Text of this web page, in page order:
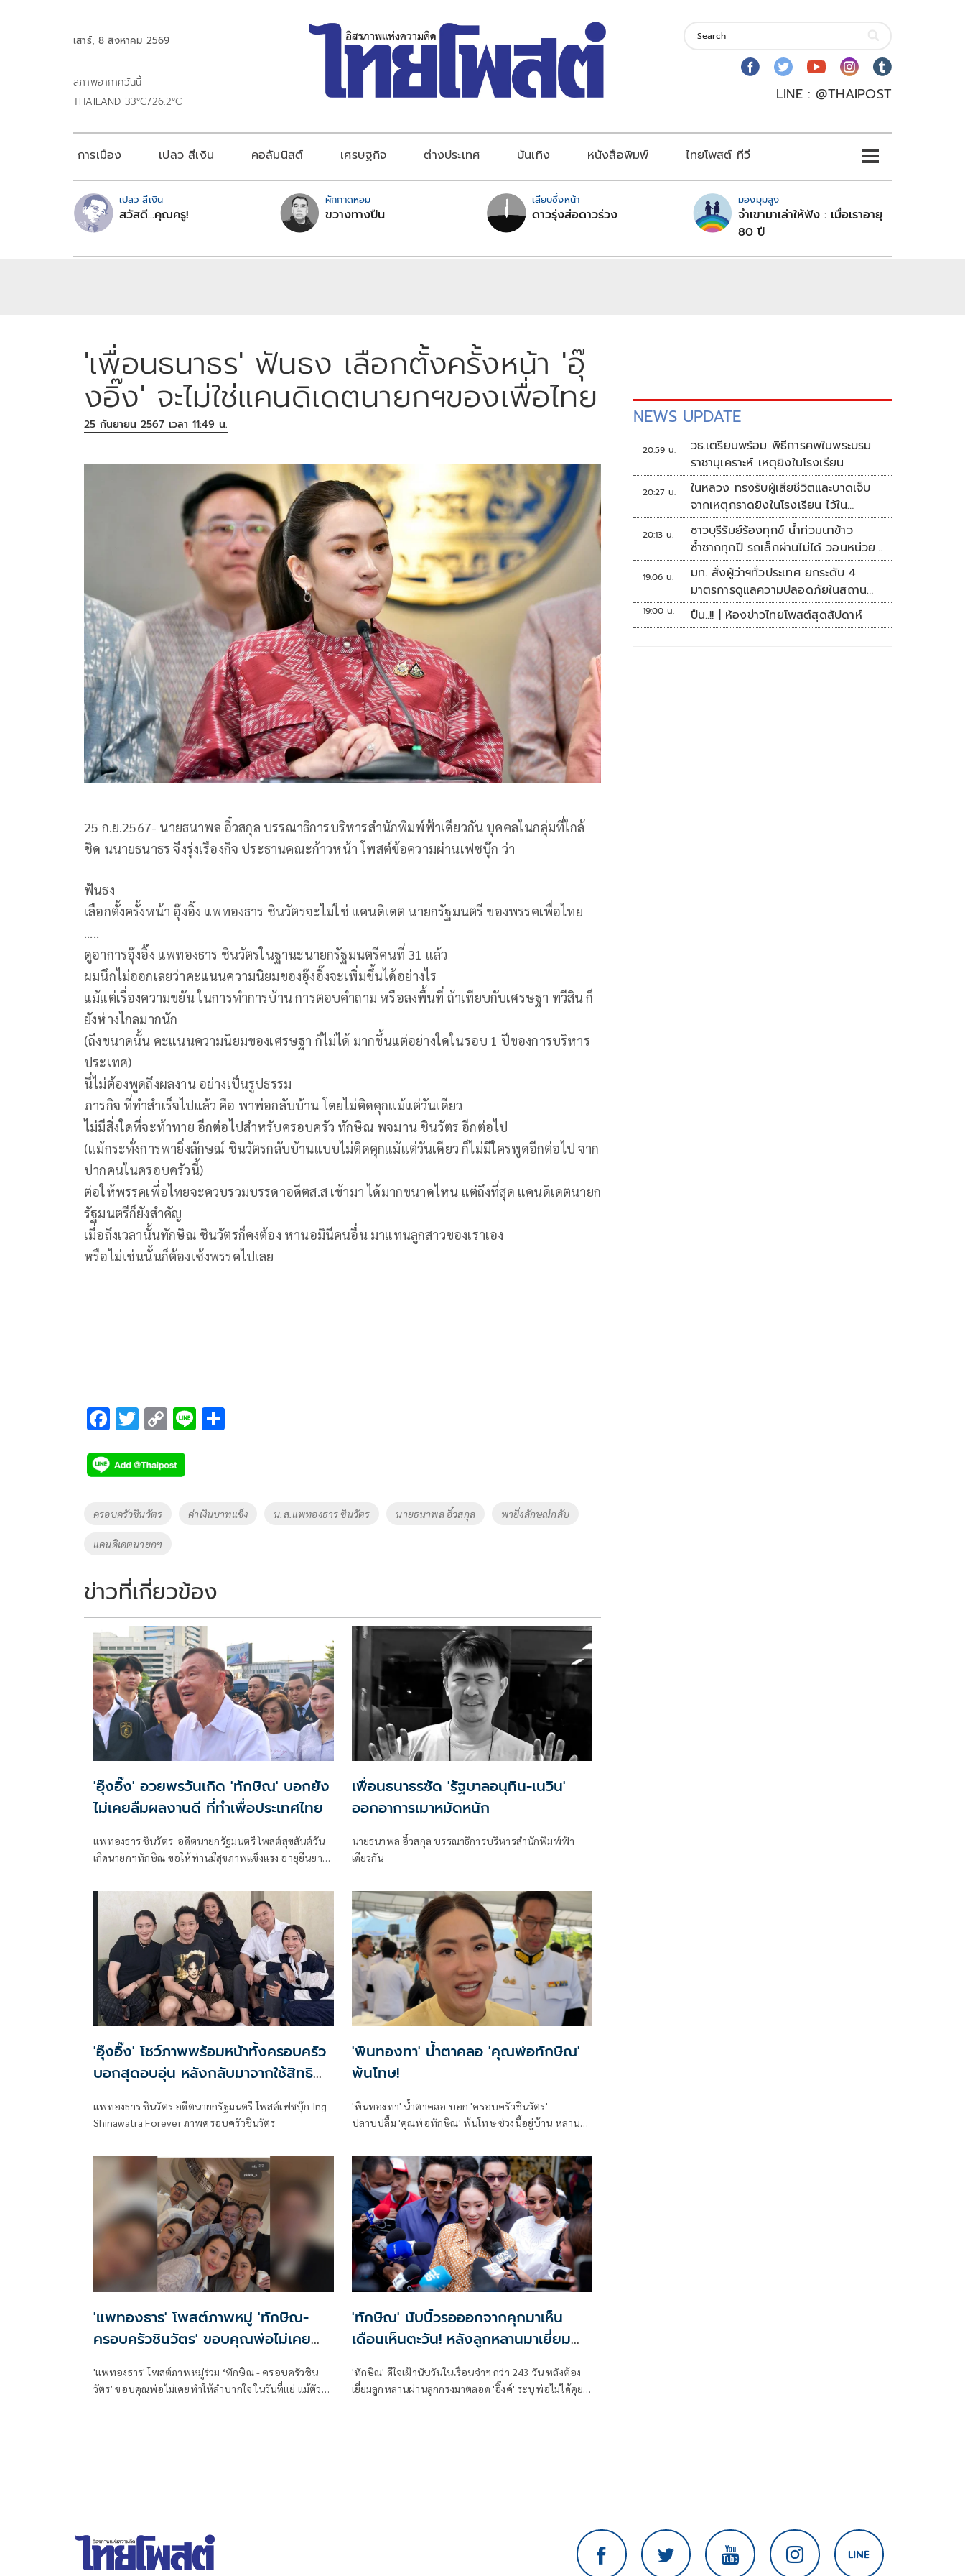
เสาร์, 8 สิงหาคม 2569
สภาพอากาศวันนี้
THAILAND 33°C/26.2°C
LINE : @THAIPOST
การเมือง เปลว สีเงิน คอลัมนิสต์ เศรษฐกิจ ต่างประเทศ บันเทิง หนังสือพิมพ์ ไทยโพสต์ ทีวี
เปลว สีเงิน
สวัสดี...คุณครู!
ผักกาดหอม
ขวางทางปืน
เสียบซึ่งหน้า
ดาวรุ่งส่อดาวร่วง
มองมุมสูง
จำเขามาเล่าให้ฟัง : เมื่อเราอายุ
80 ปี
'เพื่อนธนาธร' ฟันธง เลือกตั้งครั้งหน้า 'อุ๊
งอิ๊ง' จะไม่ใช่แคนดิเดตนายกฯของเพื่อไทย
25 กันยายน 2567 เวลา 11:49 น.
25 ก.ย.2567- นายธนาพล อิ๋วสกุล บรรณาธิการบริหารสำนักพิมพ์ฟ้าเดียวกัน บุคคลในกลุ่มที่ใกล้
ชิด นนายธนาธร จึงรุ่งเรืองกิจ ประธานคณะก้าวหน้า โพสต์ข้อความผ่านเฟซบุ๊ก ว่า
ฟันธง
เลือกตั้งครั้งหน้า อุ๊งอิ๊ง แพทองธาร ชินวัตรจะไม่ใช่ แคนดิเดต นายกรัฐมนตรี ของพรรคเพื่อไทย
.....
ดูอาการอุ๊งอิ๊ง แพทองธาร ชินวัตรในฐานะนายกรัฐมนตรีคนที่ 31 แล้ว
ผมนึกไม่ออกเลยว่าคะแนนความนิยมของอุ๊งอิ๊งจะเพิ่มขึ้นได้อย่างไร
แม้แต่เรื่องความขยัน ในการทำการบ้าน การตอบคำถาม หรือลงพื้นที่ ถ้าเทียบกับเศรษฐา ทวีสิน ก็
ยังห่างไกลมากนัก
(ถึงขนาดนั้น คะแนนความนิยมของเศรษฐา ก็ไม่ได้ มากขึ้นแต่อย่างใดในรอบ 1 ปีของการบริหาร
ประเทศ)
นี่ไม่ต้องพูดถึงผลงาน อย่างเป็นรูปธรรม
ภารกิจ ที่ทำสำเร็จไปแล้ว คือ พาพ่อกลับบ้าน โดยไม่ติดคุกแม้แต่วันเดียว
ไม่มีสิ่งใดที่จะท้าทาย อีกต่อไปสำหรับครอบครัว ทักษิณ พจมาน ชินวัตร อีกต่อไป
(แม้กระทั่งการพายิ่งลักษณ์ ชินวัตรกลับบ้านแบบไม่ติดคุกแม้แต่วันเดียว ก็ไม่มีใครพูดอีกต่อไป จาก
ปากคนในครอบครัวนี้)
ต่อให้พรรคเพื่อไทยจะควบรวมบรรดาอดีตส.ส เข้ามา ได้มากขนาดไหน แต่ถึงที่สุด แคนดิเดตนายก
รัฐมนตรีก็ยังสำคัญ
เมื่อถึงเวลานั้นทักษิณ ชินวัตรก็คงต้อง หานอมินีคนอื่น มาแทนลูกสาวของเราเอง
หรือไม่เช่นนั้นก็ต้องเซ้งพรรคไปเลย
F
e
b
o
o
k
T
tt
er
C
p
y
Li
Tags
ครอบครัวชินวัตร ค่าเงินบาทแข็ง น.ส.แพทองธาร ชินวัตร นายธนาพล อิ๋วสกุล พายิ่งลักษณ์กลับ
แคนดิเดตนายกฯ
ข่าวที่เกี่ยวข้อง
'อุ๊งอิ๊ง' อวยพรวันเกิด 'ทักษิณ' บอกยัง
ไม่เคยลืมผลงานดี ที่ทำเพื่อประเทศไทย
แพทองธาร ชินวัตร อดีตนายกรัฐมนตรี โพสต์สุขสันต์วัน
เกิดนายกฯทักษิณ ขอให้ท่านมีสุขภาพแข็งแรง อายุยืนยาว
เพื่อนธนาธรซัด 'รัฐบาลอนุทิน-เนวิน'
ออกอาการเมาหมัดหนัก
นายธนาพล อิ๋วสกุล บรรณาธิการบริหารสำนักพิมพ์ฟ้า
เดียวกัน
'อุ๊งอิ๊ง' โชว์ภาพพร้อมหน้าทั้งครอบครัว
บอกสุดอบอุ่น หลังกลับมาจากใช้สิทธิ
แพทองธาร ชินวัตร อดีตนายกรัฐมนตรี โพสต์เฟซบุ๊ก Ing
Shinawatra Forever ภาพครอบครัวชินวัตร
'พินทองทา' น้ำตาคลอ 'คุณพ่อทักษิณ'
พ้นโทษ!
'พินทองทา' น้ำตาคลอ บอก 'ครอบครัวชินวัตร'
ปลาบปลื้ม 'คุณพ่อทักษิณ' พ้นโทษ ช่วงนี้อยู่บ้าน หลาน
'แพทองธาร' โพสต์ภาพหมู่ 'ทักษิณ-
ครอบครัวชินวัตร' ขอบคุณพ่อไม่เคย
'แพทองธาร' โพสต์ภาพหมู่ร่วม ‘ทักษิณ - ครอบครัวชิน
วัตร’ ขอบคุณพ่อไม่เคยทำให้ลำบากใจ ในวันที่แย่ แม้ตัว
'ทักษิณ' นับนิ้วรอออกจากคุกมาเห็น
เดือนเห็นตะวัน! หลังลูกหลานมาเยี่ยม
'ทักษิณ' ดีใจเฝ้านับวันในเรือนจำฯ กว่า 243 วัน หลังต้อง
เยี่ยมลูกหลานผ่านลูกกรงมาตลอด 'อิ๊งค์' ระบุพ่อไม่ได้คุย
NEWS UPDATE
20:59 น.
วธ.เตรียมพร้อม พิธีการศพในพระบรม
ราชานุเคราะห์ เหตุยิงในโรงเรียน
20:27 น.
ในหลวง ทรงรับผู้เสียชีวิตและบาดเจ็บ
จากเหตุกราดยิงในโรงเรียน ไว้ใน
พระบรมราชานุเคราะห์
20:13 น.
ชาวบุรีรัมย์ร้องทุกข์ น้ำท่วมนาข้าว
ซ้ำซากทุกปี รถเล็กผ่านไม่ได้ วอนหน่วย
งานเร่งแก้ไข
19:06 น.
มท. สั่งผู้ว่าฯทั่วประเทศ ยกระดับ 4
มาตรการดูแลความปลอดภัยในสถาน
ศึกษา
19:00 น. ปืน..!! | ห้องข่าวไทยโพสต์สุดสัปดาห์